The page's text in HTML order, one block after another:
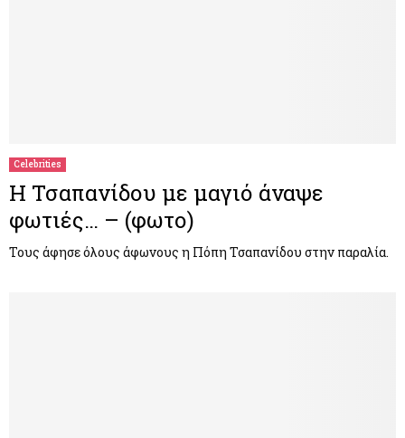
Celebrities
Η Τσαπανίδου με μαγιό άναψε
φωτιές… – (φωτο)
Τους άφησε όλους άφωνους η Πόπη Τσαπανίδου στην παραλία.